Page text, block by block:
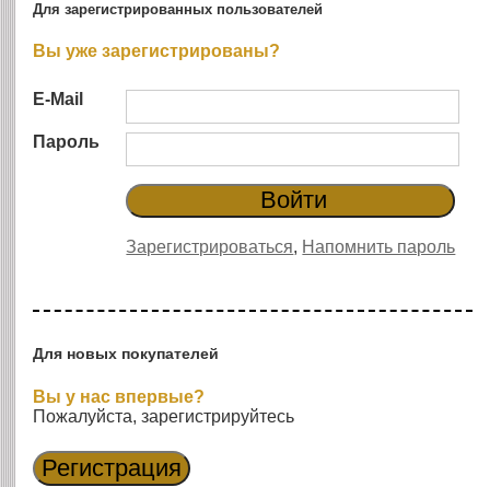
Для зарегистрированных пользователей
Вы уже зарегистрированы?
E-Mail
Пароль
Зарегистрироваться, Напомнить пароль
Для новых покупателей
Вы у нас впервые?
Пожалуйста, зарегистрируйтесь